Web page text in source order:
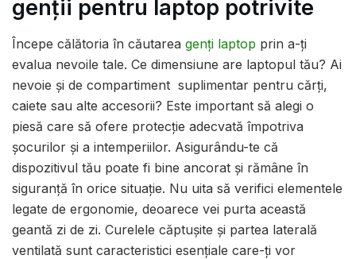
genții pentru laptop potrivite
Începe călătoria în căutarea genți laptop prin a-ți
evalua nevoile tale. Ce dimensiune are laptopul tău? Ai
nevoie și de compartiment suplimentar pentru cărți,
caiete sau alte accesorii? Este important să alegi o
piesă care să ofere protecție adecvată împotriva
șocurilor și a intemperiilor. Asigurându-te că
dispozitivul tău poate fi bine ancorat și rămâne în
siguranță în orice situație. Nu uita să verifici elementele
legate de ergonomie, deoarece vei purta această
geantă zi de zi. Curelele căptușite și partea laterală
ventilată sunt caracteristici esențiale care-ți vor